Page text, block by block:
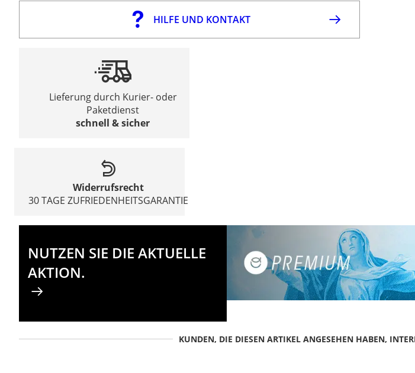
HILFE UND KONTAKT
Lieferung durch Kurier- oder
Paketdienst
schnell & sicher
Widerrufsrecht
30 TAGE ZUFRIEDENHEITSGARANTIE
NUTZEN SIE DIE AKTUELLE
AKTION.
KUNDEN, DIE DIESEN ARTIKEL ANGESEHEN HABEN,